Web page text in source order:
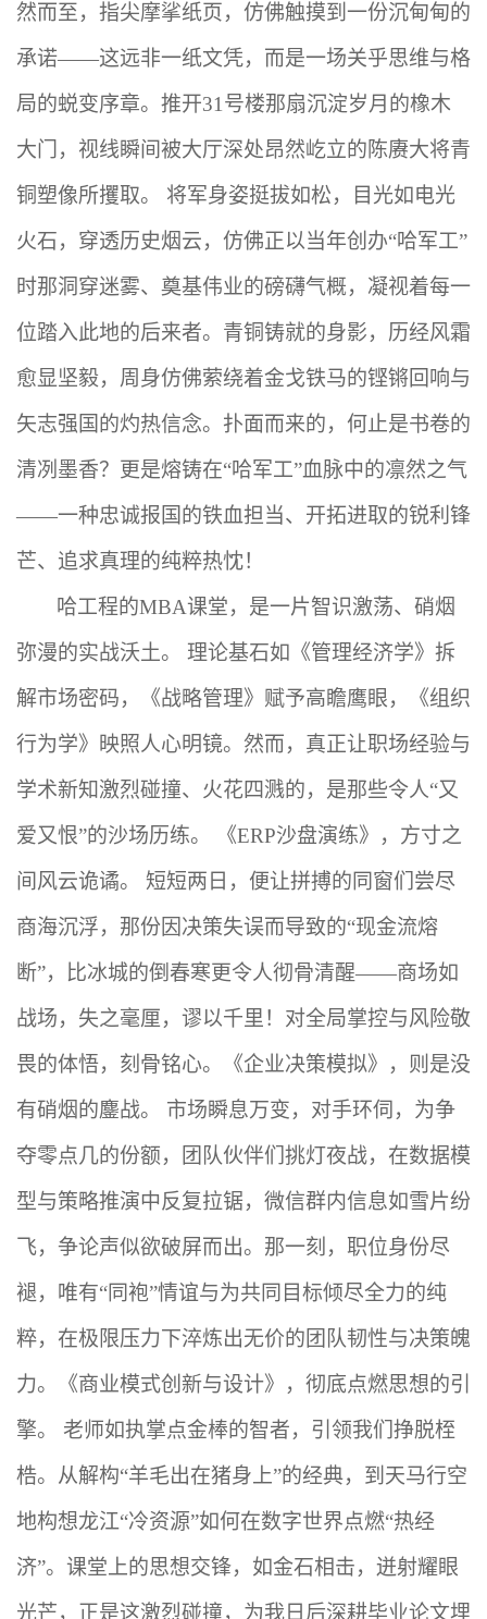
然而至，指尖摩挲纸页，仿佛触摸到一份沉甸甸的
承诺——这远非一纸文凭，而是一场关乎思维与格
局的蜕变序章。推开31号楼那扇沉淀岁月的橡木
大门，视线瞬间被大厅深处昂然屹立的陈赓大将青
铜塑像所攫取。 将军身姿挺拔如松，目光如电光
火石，穿透历史烟云，仿佛正以当年创办“哈军工”
时那洞穿迷雾、奠基伟业的磅礴气概，凝视着每一
位踏入此地的后来者。青铜铸就的身影，历经风霜
愈显坚毅，周身仿佛萦绕着金戈铁马的铿锵回响与
矢志强国的灼热信念。扑面而来的，何止是书卷的
清冽墨香？更是熔铸在“哈军工”血脉中的凛然之气
——一种忠诚报国的铁血担当、开拓进取的锐利锋
芒、追求真理的纯粹热忱！
哈工程的MBA课堂，是一片智识激荡、硝烟
弥漫的实战沃土。 理论基石如《管理经济学》拆
解市场密码，《战略管理》赋予高瞻鹰眼，《组织
行为学》映照人心明镜。然而，真正让职场经验与
学术新知激烈碰撞、火花四溅的，是那些令人“又
爱又恨”的沙场历练。 《ERP沙盘演练》，方寸之
间风云诡谲。 短短两日，便让拼搏的同窗们尝尽
商海沉浮，那份因决策失误而导致的“现金流熔
断”，比冰城的倒春寒更令人彻骨清醒——商场如
战场，失之毫厘，谬以千里！对全局掌控与风险敬
畏的体悟，刻骨铭心。《企业决策模拟》，则是没
有硝烟的鏖战。 市场瞬息万变，对手环伺，为争
夺零点几的份额，团队伙伴们挑灯夜战，在数据模
型与策略推演中反复拉锯，微信群内信息如雪片纷
飞，争论声似欲破屏而出。那一刻，职位身份尽
褪，唯有“同袍”情谊与为共同目标倾尽全力的纯
粹，在极限压力下淬炼出无价的团队韧性与决策魄
力。《商业模式创新与设计》，彻底点燃思想的引
擎。 老师如执掌点金棒的智者，引领我们挣脱桎
梏。从解构“羊毛出在猪身上”的经典，到天马行空
地构想龙江“冷资源”如何在数字世界点燃“热经
济”。课堂上的思想交锋，如金石相击，迸射耀眼
光芒，正是这激烈碰撞，为我日后深耕毕业论文埋